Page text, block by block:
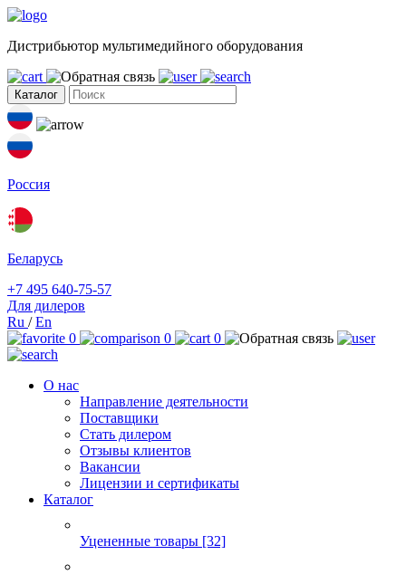
Дистрибьютор мультимедийного оборудования
Каталог
Россия
Беларусь
+7 495 640-75-57
Для дилеров
Ru /En
0
0 0
О нас
Направление деятельности
Поставщики
Стать дилером
Отзывы клиентов
Вакансии
Лицензии и сертификаты
Каталог
Уцененные товары [32]